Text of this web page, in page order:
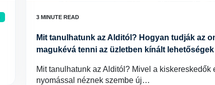
Mit tanulhatunk az Alditól? Hogyan tudják az
magukévá tenni az üzletben kínált
Mit tanulhatunk az Alditól? Mivel a kiskereskedők
nyomással néznek szembe új…